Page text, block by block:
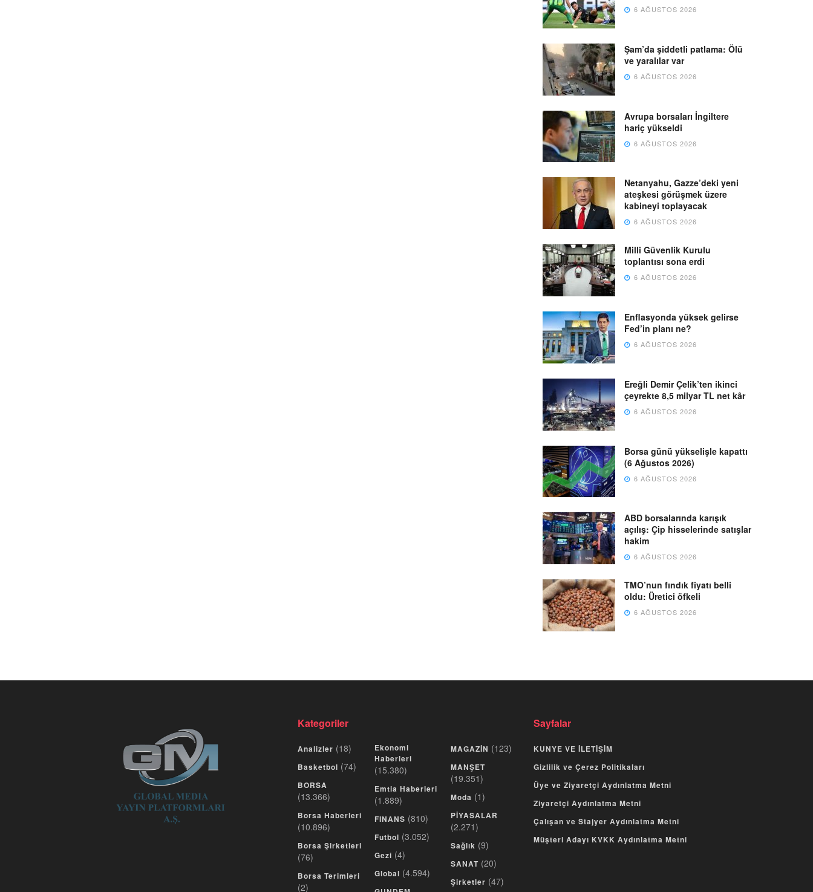
6 AĞUSTOS 2026
Şam’da şiddetli patlama: Ölü
ve yaralılar var
6 AĞUSTOS 2026
Avrupa borsaları İngiltere
hariç yükseldi
6 AĞUSTOS 2026
Netanyahu, Gazze’deki yeni
ateşkesi görüşmek üzere
kabineyi toplayacak
6 AĞUSTOS 2026
Milli Güvenlik Kurulu
toplantısı sona erdi
6 AĞUSTOS 2026
Enflasyonda yüksek gelirse
Fed’in planı ne?
6 AĞUSTOS 2026
Ereğli Demir Çelik’ten ikinci
çeyrekte 8,5 milyar TL net kâr
6 AĞUSTOS 2026
Borsa günü yükselişle kapattı
(6 Ağustos 2026)
6 AĞUSTOS 2026
ABD borsalarında karışık
açılış: Çip hisselerinde satışlar
hakim
6 AĞUSTOS 2026
TMO’nun fındık fiyatı belli
oldu: Üretici öfkeli
6 AĞUSTOS 2026
Kategoriler
Analizler (18)
Basketbol (74)
BORSA
(13.366)
Borsa Haberleri
(10.896)
Borsa Şirketleri
(76)
Borsa Terimleri
(2)
Ekonomi
Haberleri
(15.380)
Emtia Haberleri
(1.889)
FINANS (810)
Futbol (3.052)
Gezi (4)
Global (4.594)
MAGAZİN (123)
MANŞET
(19.351)
Moda (1)
PİYASALAR
(2.271)
Sağlık (9)
SANAT (20)
Şirketler (47)
Sayfalar
KUNYE VE İLETİŞİM
Gizlilik ve Çerez Politikaları
Üye ve Ziyaretçi Aydınlatma Metni
Ziyaretçi Aydınlatma Metni
Çalışan ve Stajyer Aydınlatma Metni
Müşteri Adayı KVKK Aydınlatma Metni